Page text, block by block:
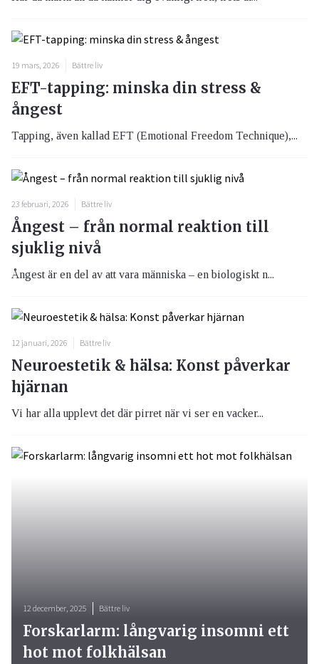
19 mars, 2026 Bättre liv
EFT-tapping: minska din stress &
ångest
Tapping, även kallad EFT (Emotional Freedom Technique),...
23 februari, 2026 Bättre liv
Ångest – från normal reaktion till
sjuklig nivå
Ångest är en del av att vara människa – en biologiskt n...
12 januari, 2026 Bättre liv
Neuroestetik & hälsa: Konst påverkar
hjärnan
Vi har alla upplevt det där pirret när vi ser en vacker...
12 december, 2025 Bättre liv
Forskarlarm: långvarig insomni ett
hot mot folkhälsan